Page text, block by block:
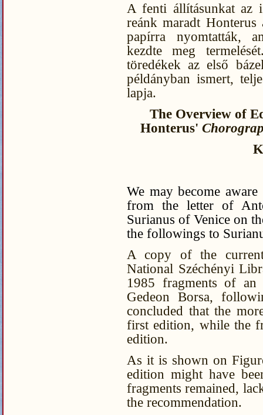
A fenti állításunkat az
reánk maradt
papírra nyomtatták,
kezdte meg
töredékek az első
példányban ismert,
lapja.
The Overview of
Honterus'
We may become
from the letter of
Surianus of Venice on
the followings to
A copy of the
National Széchényi
1985 fragments of an
Gedeon Borsa,
concluded that the
first edition, while the
edition.
As it is shown on
edition might have
fragments remained,
the recommendation.